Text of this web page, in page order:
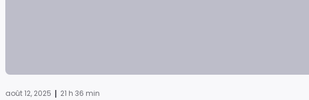
août 12, 2025 | 21 h 36 min